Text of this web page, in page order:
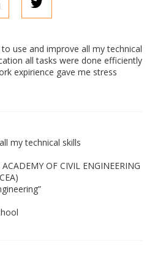
use and improve all my technical
all tasks were done efficiently
expirience gave me stress
my technical skills
OF CIVIL ENGINEERING